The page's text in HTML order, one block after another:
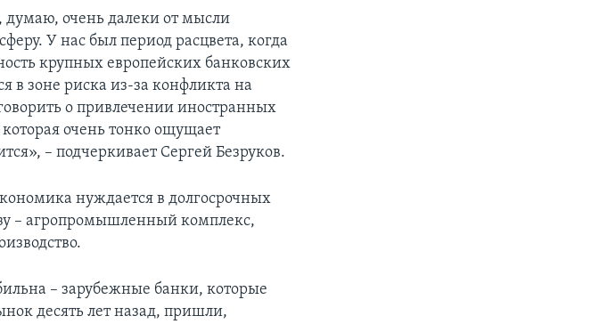
очень далеки от мысли
У нас был период расцвета, когда
крупных европейских банковских
в зоне риска из-за конфликта на
о привлечении иностранных
очень тонко ощущает
– подчеркивает Сергей Безруков.
нуждается в долгосрочных
– агропромышленный комплекс,
– зарубежные банки, которые
десять лет назад, пришли,